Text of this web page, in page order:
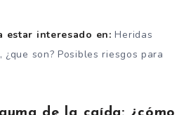
estar interesado en:Heridas
son? Posibles riesgos para